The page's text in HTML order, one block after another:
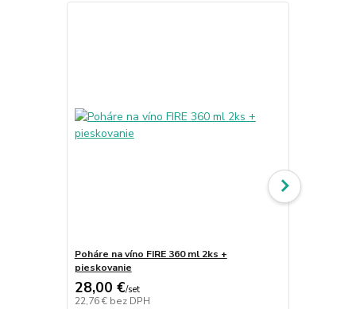
Poháre na víno FIRE 360 ml 2ks +
pieskovanie
28,00 €/set
22,76 € bez DPH